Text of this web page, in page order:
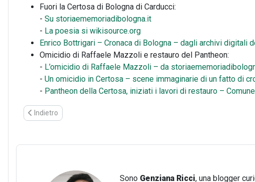
Fuori la Certosa di Bologna di Carducci:
- Su storiaememoriadibologna.it
- La poesia si wikisource.org
Enrico Bottrigari – Cronaca di Bologna – dagli archivi digitali
Omicidio di Raffaele Mazzoli e restauro del Pantheon:
- L’omicidio di Raffaele Mazzoli – da
- Un omicidio in Certosa – scene immaginarie di un fatto di
- Pantheon della Certosa, iniziati i lavori di restauro –
Articolo precedente: Il Museo del Delta Antico di Comacchio: un viaggio
Indietro
Sono Genziana Ricci, una blogger